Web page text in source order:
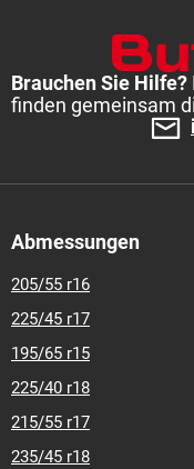
Brauchen Sie Hilfe?
finden gemeinsam
Abmessungen
205/55 r16
225/45 r17
195/65 r15
225/40 r18
215/55 r17
235/45 r18